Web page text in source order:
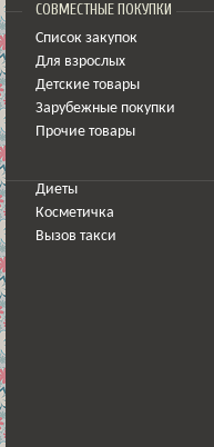
СОВМЕСТНЫЕ ПОКУПКИ
Список закупок
Для взрослых
Детские товары
Зарубежные покупки
Прочие товары
Диеты
Косметичка
Вызов такси